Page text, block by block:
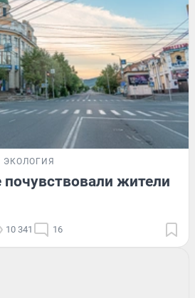
ЭКОЛОГИЯ
жители
10 341 16